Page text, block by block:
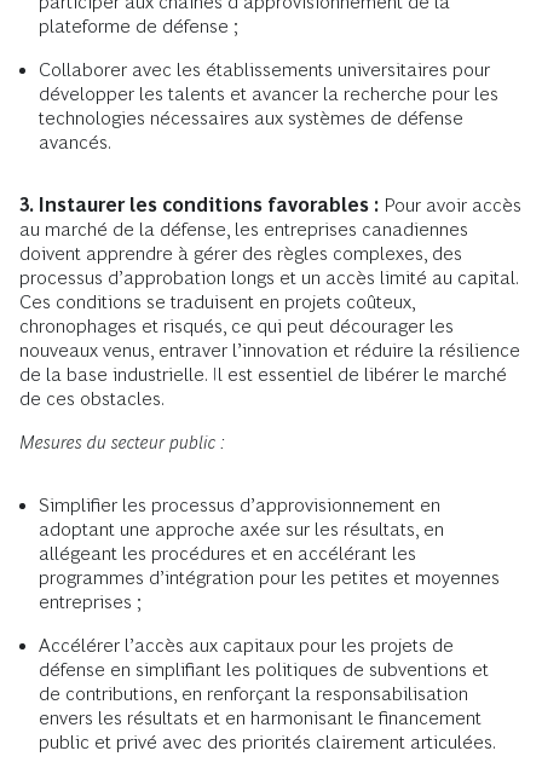
plateforme de défense ;
Collaborer avec les établissements universitaires pour
développer les talents et avancer la recherche pour les
technologies nécessaires aux systèmes de défense
avancés.
3. Instaurer les conditions favorables : Pour avoir accès
au marché de la défense, les entreprises canadiennes
doivent apprendre à gérer des règles complexes, des
processus d’approbation longs et un accès limité au capital.
Ces conditions se traduisent en projets coûteux,
chronophages et risqués, ce qui peut décourager les
nouveaux venus, entraver l’innovation et réduire la résilience
de la base industrielle. Il est essentiel de libérer le marché
de ces obstacles.
Mesures du secteur public :
Simplifier les processus d’approvisionnement en
adoptant une approche axée sur les résultats, en
allégeant les procédures et en accélérant les
programmes d’intégration pour les petites et moyennes
entreprises ;
Accélérer l’accès aux capitaux pour les projets de
défense en simplifiant les politiques de subventions et
de contributions, en renforçant la responsabilisation
envers les résultats et en harmonisant le financement
public et privé avec des priorités clairement articulées.